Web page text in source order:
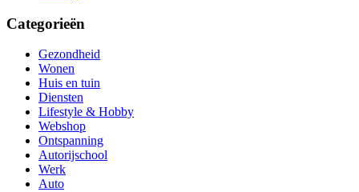
Categorieën
Gezondheid
Wonen
Huis en tuin
Diensten
Lifestyle & Hobby
Webshop
Ontspanning
Autorijschool
Werk
Auto